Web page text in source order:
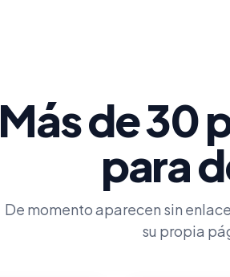
Más de 30
para
De momento aparecen sin
su propia